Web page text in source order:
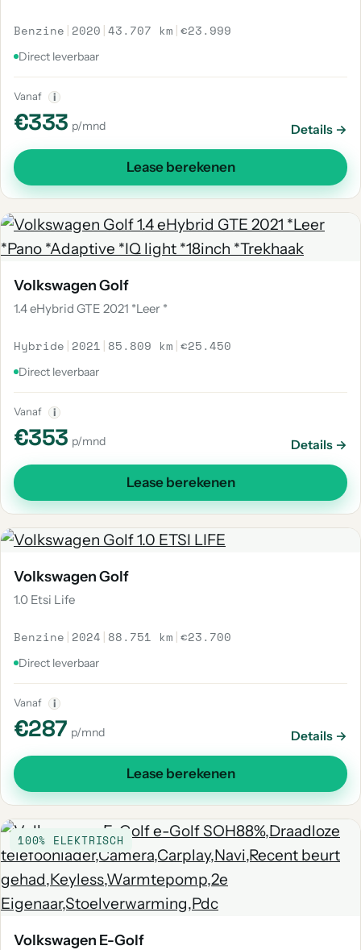
Benzine | 2020 |43.707 km |€23.999
Direct leverbaar
Vanaf i
€333 p/mnd Details →
Lease berekenen
Volkswagen Golf
1.4 eHybrid GTE 2021 *Leer *
Hybride | 2021 | 85.809 km |€25.450
Direct leverbaar
Vanaf i
€353 p/mnd Details →
Lease berekenen
Volkswagen Golf
1.0 Etsi Life
Benzine | 2024 | 88.751 km |€23.700
Direct leverbaar
Vanaf i
€287 p/mnd Details →
Lease berekenen
100% ELEKTRISCH
Volkswagen E-Golf